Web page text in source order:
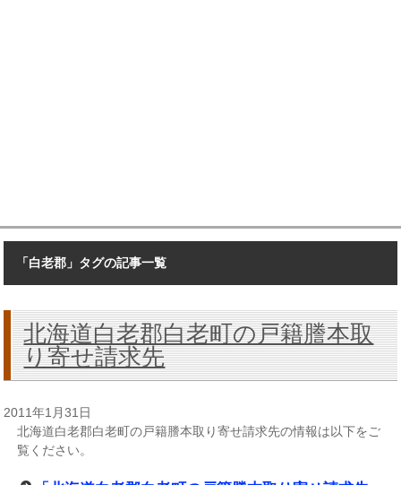
「白老郡」タグの記事一覧
北海道白老郡白老町の戸籍謄本取
り寄せ請求先
2011年1月31日
北海道白老郡白老町の戸籍謄本取り寄せ請求先の情報は以下をご
覧ください。